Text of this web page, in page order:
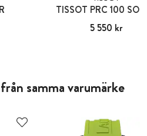
TISSOT PRC 100
Pris :5 550 kr
5 550 kr
samma varumärke